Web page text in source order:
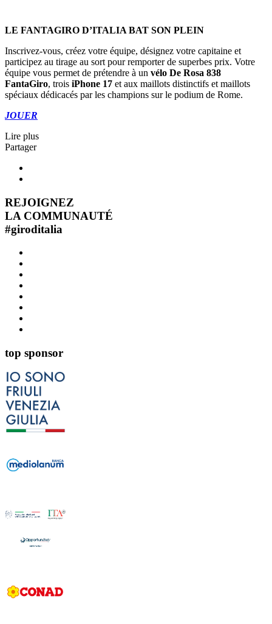
LE FANTAGIRO D’ITALIA BAT SON PLEIN
Inscrivez-vous, créez votre équipe, désignez votre capitaine et
participez au tirage au sort pour remporter de superbes prix. Votre
équipe vous permet de prétendre à un vélo De Rosa 838
FantaGiro, trois iPhone 17 et aux maillots distinctifs et maillots
spéciaux dédicacés par les champions sur le podium de Rome.
JOUER
Lire plus
Partager
REJOIGNEZ
LA COMMUNAUTÉ
#giroditalia
top sponsor